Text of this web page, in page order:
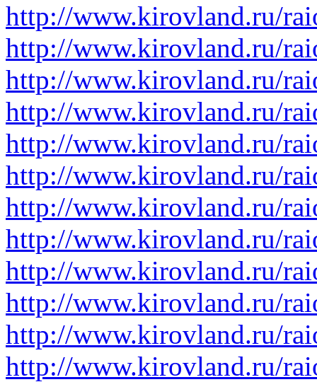
http://www.kirovland.ru/
http://www.kirovland.ru/
http://www.kirovland.ru/
http://www.kirovland.ru/
http://www.kirovland.ru/
http://www.kirovland.ru/
http://www.kirovland.ru/
http://www.kirovland.ru/
http://www.kirovland.ru/
http://www.kirovland.ru/
http://www.kirovland.ru/
http://www.kirovland.ru/